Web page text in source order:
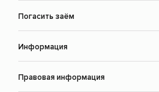
Погасить заём
Информация
Правовая информация